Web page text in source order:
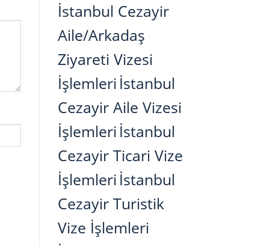
İstanbul Cezayir
Aile/Arkadaş
Ziyareti Vizesi
İşlemleri İstanbul
Cezayir Aile Vizesi
İşlemleri İstanbul
Cezayir Ticari Vize
İşlemleri İstanbul
Cezayir Turistik
Vize İşlemleri